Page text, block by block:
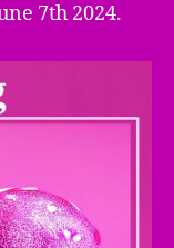
7th 2024.